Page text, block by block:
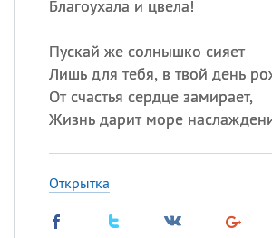
Благоухала и цвела!
Пускай же солнышко сияет
Лишь для тебя, в твой день
От счастья сердце замирает,
Жизнь дарит море
Открытка